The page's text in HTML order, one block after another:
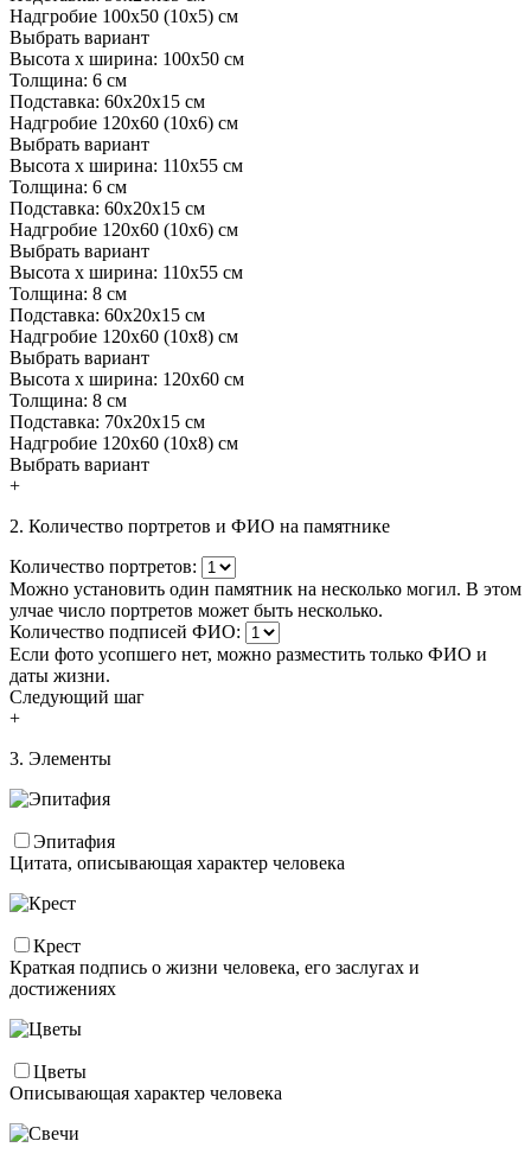
Надгробие 100х50 (10х5) см
Выбрать вариант
Высота х ширина: 100х50 см
Толщина: 6 см
Подставка: 60х20х15 см
Надгробие 120х60 (10х6) см
Выбрать вариант
Высота х ширина: 110х55 см
Толщина: 6 см
Подставка: 60х20х15 см
Надгробие 120х60 (10х6) см
Выбрать вариант
Высота х ширина: 110х55 см
Толщина: 8 см
Подставка: 60х20х15 см
Надгробие 120х60 (10х8) см
Выбрать вариант
Высота х ширина: 120х60 см
Толщина: 8 см
Подставка: 70х20х15 см
Надгробие 120х60 (10х8) см
Выбрать вариант
+
2. Количество портретов и ФИО на памятнике
Количество портретов:
Можно установить один памятник на несколько могил. В этом
улчае число портретов может быть несколько.
Количество подписей ФИО:
Если фото усопшего нет, можно разместить только ФИО и
даты жизни.
Следующий шаг
+
3. Элементы
Эпитафия
Цитата, описывающая характер человека
Крест
Краткая подпись о жизни человека, его заслугах и
достижениях
Цветы
Описывающая характер человека